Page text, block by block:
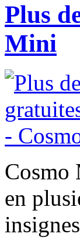
Plus
Mini
Cosmo
en